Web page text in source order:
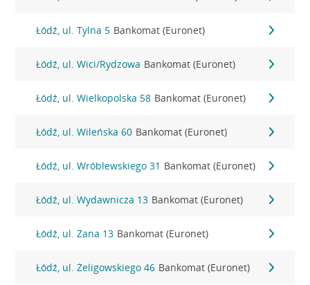
Łódź, ul. Tylna 5 Bankomat (Euronet)
Łódź, ul. Wici/Rydzowa Bankomat (Euronet)
Łódź, ul. Wielkopolska 58 Bankomat (Euronet)
Łódź, ul. Wileńska 60 Bankomat (Euronet)
Łódź, ul. Wróblewskiego 31 Bankomat (Euronet)
Łódź, ul. Wydawnicza 13 Bankomat (Euronet)
Łódź, ul. Zana 13 Bankomat (Euronet)
Łódź, ul. Żeligowskiego 46 Bankomat (Euronet)